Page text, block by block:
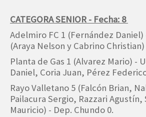
CATEGORA SENIOR - Fecha: 8
Adelmiro FC 1 (Fernández Daniel)
(Araya Nelson y Cabrino Christian)
Planta de Gas 1 (Alvarez Mario) -
Daniel, Coria Juan, Pérez
Rayo Valletano 5 (Falcón Brian,
Pailacura Sergio, Razzari Agustín,
Mauricio) - Dep. Chundo 0.